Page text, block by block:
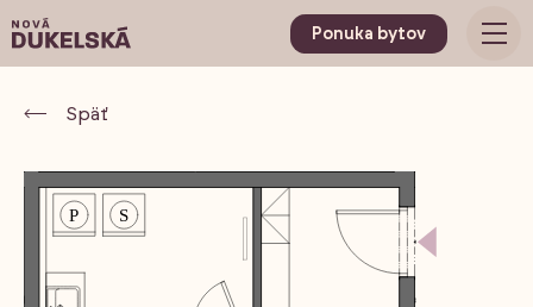
Ponuka bytov
Späť